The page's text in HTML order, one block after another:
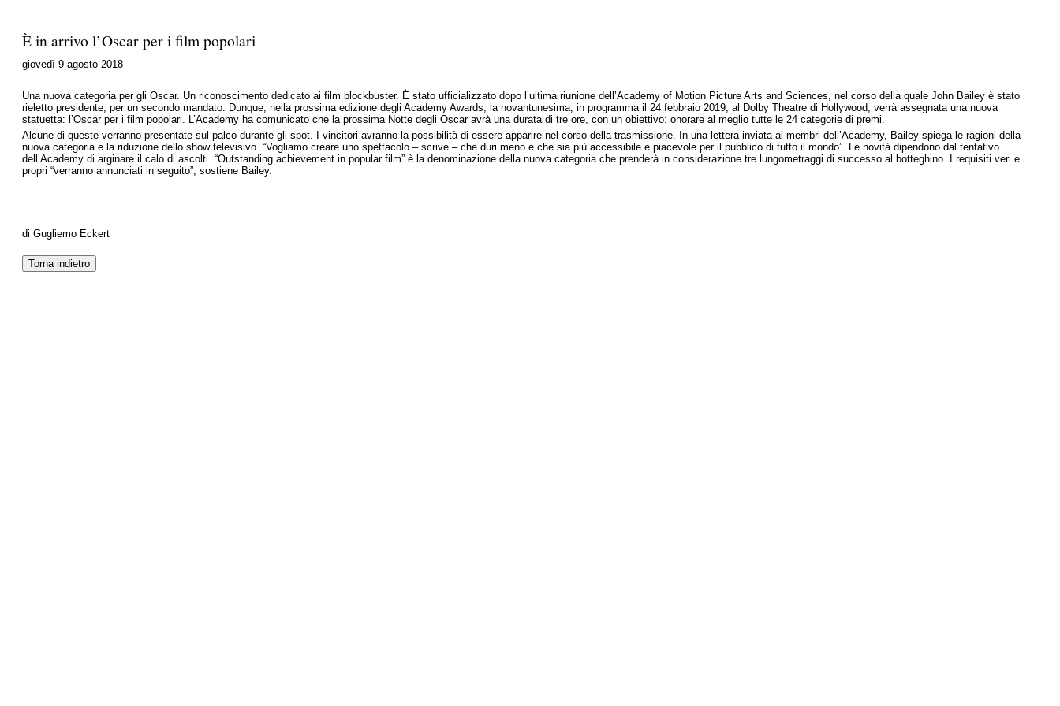
È in arrivo l’Oscar per i film popolari
giovedì 9 agosto 2018
Una nuova categoria per gli Oscar. Un riconoscimento dedicato ai film blockbuster. È stato ufficializzato dopo l’ultima riunione dell’Academy of Motion Picture Arts and Sciences, nel corso della quale John Bailey è stato
rieletto presidente, per un secondo mandato. Dunque, nella prossima edizione degli Academy Awards, la novantunesima, in programma il 24 febbraio 2019, al Dolby Theatre di Hollywood, verrà assegnata una nuova
statuetta: l’Oscar per i film popolari. L’Academy ha comunicato che la prossima Notte degli Oscar avrà una durata di tre ore, con un obiettivo: onorare al meglio tutte le 24 categorie di premi.
Alcune di queste verranno presentate sul palco durante gli spot. I vincitori avranno la possibilità di essere apparire nel corso della trasmissione. In una lettera inviata ai membri dell’Academy, Bailey spiega le ragioni della
nuova categoria e la riduzione dello show televisivo. “Vogliamo creare uno spettacolo – scrive – che duri meno e che sia più accessibile e piacevole per il pubblico di tutto il mondo”. Le novità dipendono dal tentativo
dell’Academy di arginare il calo di ascolti. “Outstanding achievement in popular film” è la denominazione della nuova categoria che prenderà in considerazione tre lungometraggi di successo al botteghino. I requisiti veri e
propri “verranno annunciati in seguito”, sostiene Bailey.
di Gugliemo Eckert